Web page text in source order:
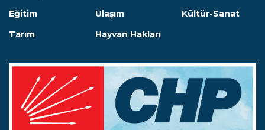
Eğitim
Tarım
Ulaşım
Hayvan Hakları
Kültür-Sanat